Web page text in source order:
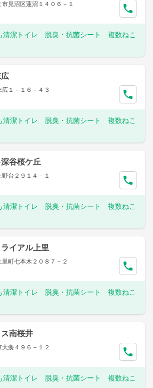
見沼区蓮沼１４０６－１
清潔トイレ 脱臭・抗菌シート 複数ねこ
１－１６－４３
清潔トイレ 脱臭・抗菌シート 複数ねこ
谷桜ケ丘
台２９１４－１
清潔トイレ 脱臭・抗菌シート 複数ねこ
イアル上里
町七本木２０８７－２
清潔トイレ 脱臭・抗菌シート 複数ねこ
南桜井
衾４９６－１２
清潔トイレ 脱臭・抗菌シート 複数ねこ